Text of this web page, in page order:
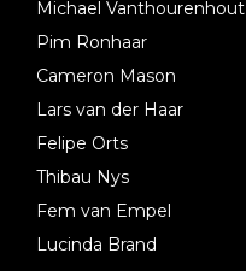
Michael Vanthourenhout
Pim Ronhaar
Cameron Mason
Lars van der Haar
Felipe Orts
Thibau Nys
Fem van Empel
Lucinda Brand